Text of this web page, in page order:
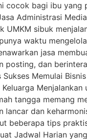
cocok bagi ibu yang
Administrasi
UMKM sibuk
waktu
jasa
posting, dan
Memulai
Menjalankan
tangga memang
lancar dan
beberapa tips
Jadwal Harian